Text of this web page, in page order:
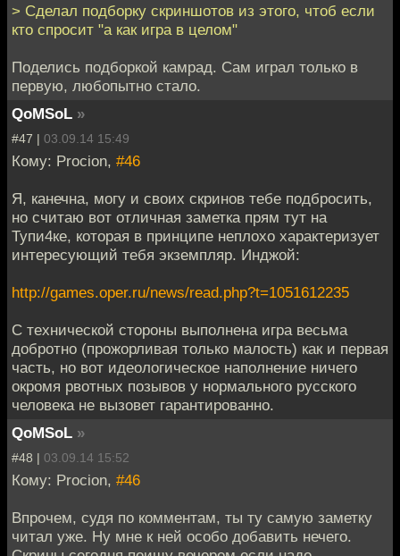
> Сделал подборку скриншотов из этого, чтоб если
кто спросит "а как игра в целом"
Поделись подборкой камрад. Сам играл только в
первую, любопытно стало.
QoMSoL »
#47 | 03.09.14 15:49
Кому: Procion, #46
Я, канечна, могу и своих скринов тебе подбросить,
но считаю вот отличная заметка прям тут на
Тупи4ке, которая в принципе неплохо характеризует
интересующий тебя экземпляр. Инджой:
http://games.oper.ru/news/read.php?t=1051612235
С технической стороны выполнена игра весьма
добротно (прожорливая только малость) как и первая
часть, но вот идеологическое наполнение ничего
окромя рвотных позывов у нормального русского
человека не вызовет гарантированно.
QoMSoL »
#48 | 03.09.14 15:52
Кому: Procion, #46
Впрочем, судя по комментам, ты ту самую заметку
читал уже. Ну мне к ней особо добавить нечего.